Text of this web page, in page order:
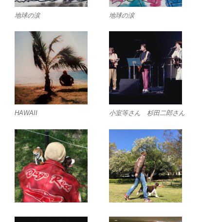
地球の涙 地球の涙
HAWAII 小室等さん 杉田二郎さん